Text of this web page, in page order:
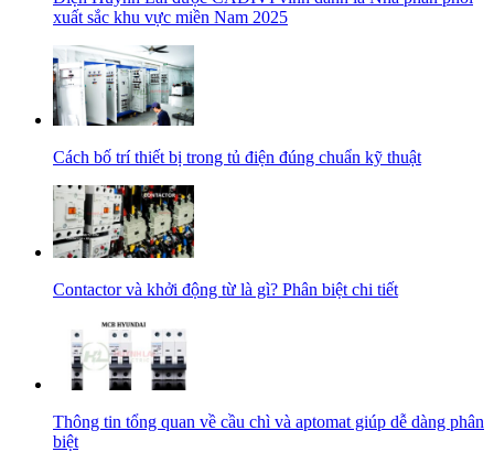
xuất sắc khu vực miền Nam 2025
Cách bố trí thiết bị trong tủ điện đúng chuẩn kỹ thuật
Contactor và khởi động từ là gì? Phân biệt chi tiết
Thông tin tổng quan về cầu chì và aptomat giúp dễ dàng phân
biệt